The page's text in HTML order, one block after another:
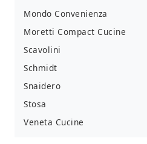
Mondo Convenienza
Moretti Compact Cucine
Scavolini
Schmidt
Snaidero
Stosa
Veneta Cucine